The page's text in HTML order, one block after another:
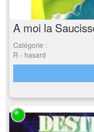
A moi la
Catégorie :
R - hasard